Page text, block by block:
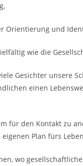
Orientierung und
wie die
Gesichter unsere
einen
für den Kontakt zu
Plan fürs
wo